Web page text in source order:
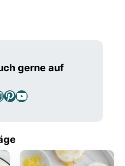
gerne auf
Pinterest
YouTube